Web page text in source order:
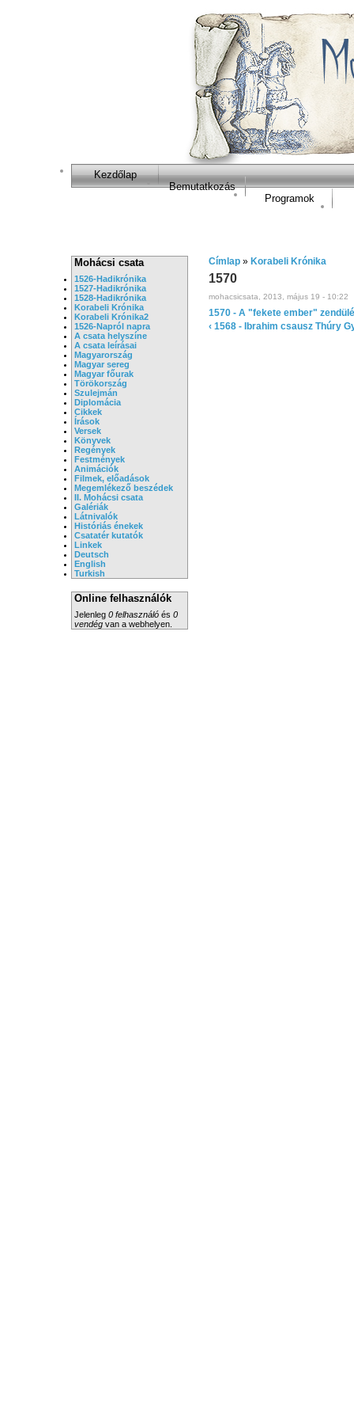
Kezdőlap
Bemutatkozás
Programok
Mohácsi csata
1526-Hadikrónika
1527-Hadikrónika
1528-Hadikrónika
Korabeli Krónika
Korabeli Krónika2
1526-Napról napra
A csata helyszíne
A csata leírásai
Magyarország
Magyar sereg
Magyar főurak
Törökország
Szulejmán
Diplomácia
Cikkek
Írások
Versek
Könyvek
Regények
Festmények
Animációk
Filmek, előadások
Megemlékező beszédek
II. Mohácsi csata
Galériák
Látnivalók
Históriás énekek
Csatatér kutatók
Linkek
Deutsch
English
Turkish
Online felhasználók
Jelenleg 0 felhasználó és 0
vendég van a webhelyen.
Címlap » Korabeli Krónika
1570
mohacsicsata, 2013, május 19 - 10:22
1570 - A "fekete ember"
‹ 1568 - Ibrahim csausz Thúry